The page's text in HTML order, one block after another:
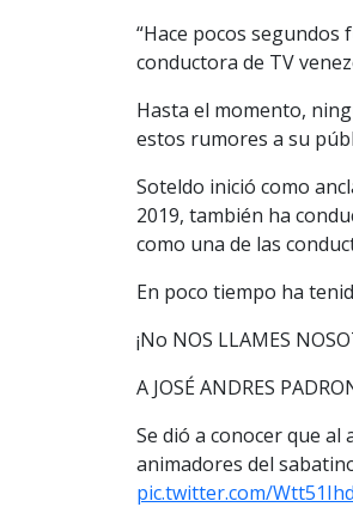
“Hace pocos
conductora de TV
Hasta el momento,
estos rumores a su
Soteldo inició como
2019, también ha
como una de las
En poco tiempo ha
¡No NOS LLAMES
A JOSÉ ANDRES
Se dió a conocer que
animadores del
pic.twitter.com/